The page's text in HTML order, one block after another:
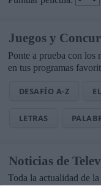
Juegos y
Ponte a prueba con los
en tus programas
DESAFÍO A-Z
LETRAS
Noticias de
Toda la actualidad de